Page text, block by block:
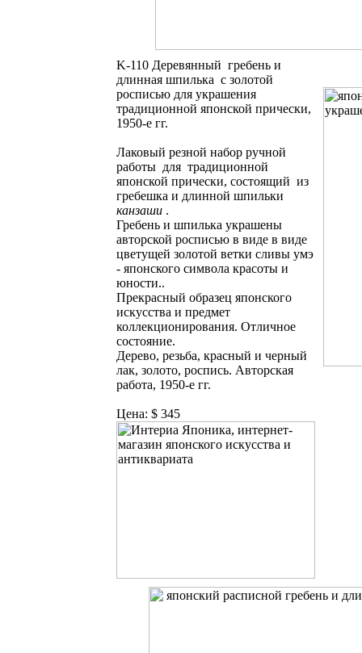
K-110 Деревянный гребень и
длинная шпилька с золотой
росписью для украшения
традиционной японской прически,
1950-е гг.
Лаковый резной набор ручной
работы для традиционной
японской прически, состоящий из
гребешка и длинной шпильки
канзаши .
Гребень и шпилька украшены
авторской росписью в виде в виде
цветущей золотой ветки сливы умэ
- японского символа красоты и
юности..
Прекрасный образец японского
искусства и предмет
коллекционирования. Отличное
состояние.
Дерево, резьба, красный и черный
лак, золото, роспись. Авторская
работа, 1950-е гг.
Цена: $ 345